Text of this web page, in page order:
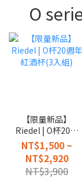
O
【限量新品】
Riedel | O杯20週
年紅酒杯(3入組)
NT$1,500 ~
NT$2,920
NT$3,900